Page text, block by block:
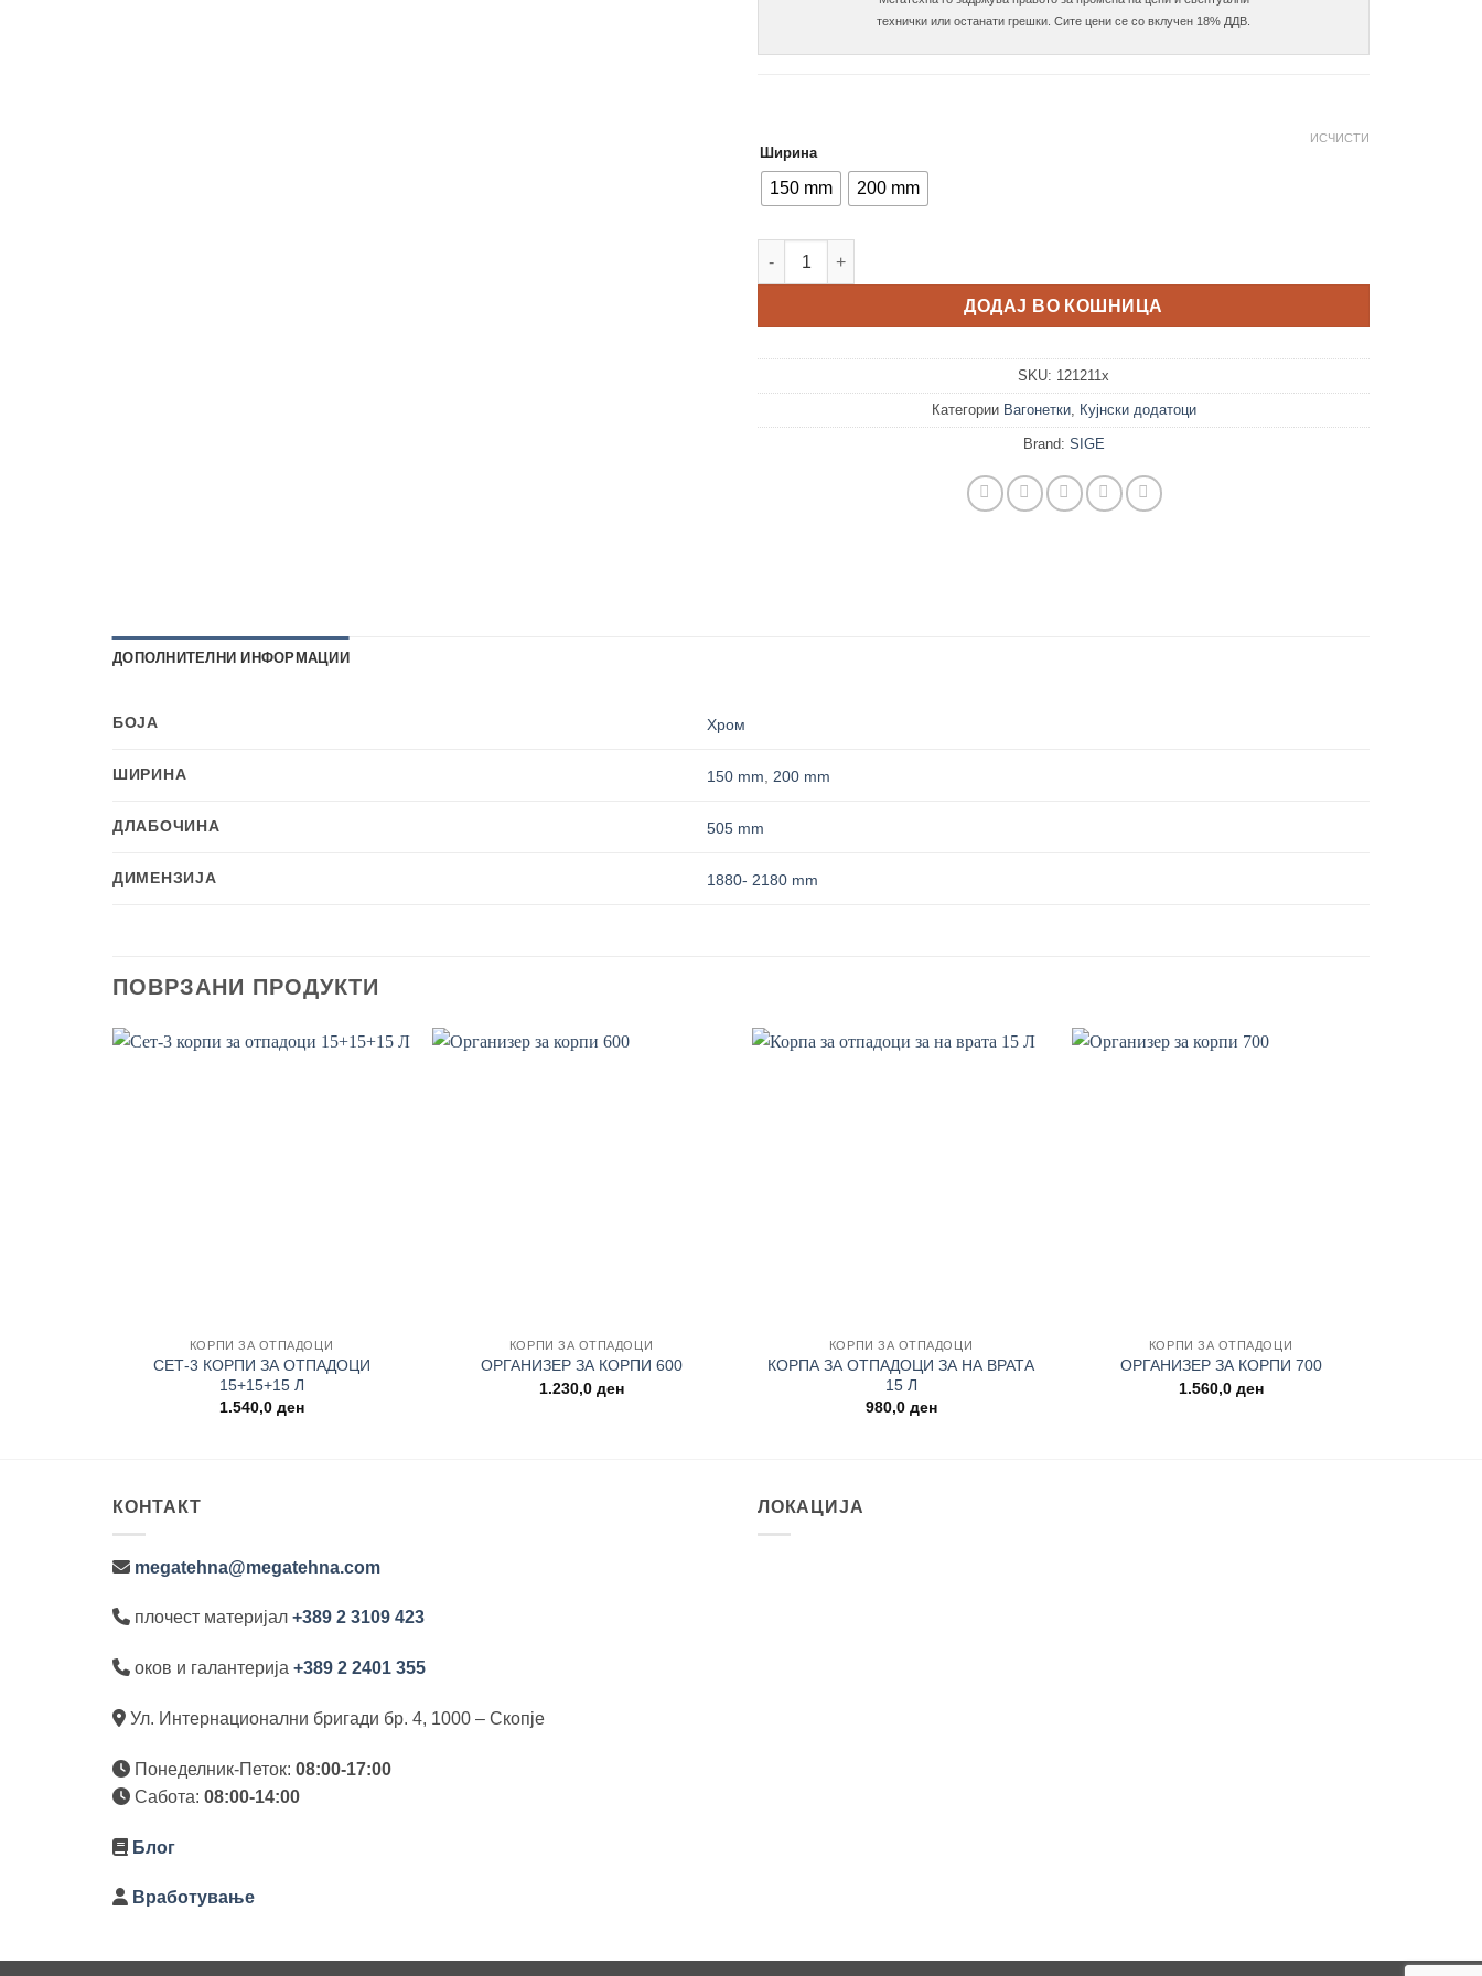
23.200,0 ден
Ширина
150 mm 200 mm
ИСЧИСТИ
Висока вагонетка Green Line K15/К20 258 хром количина
ДОДАЈ ВО КОШНИЦА
SKU: 121211x
Категории Вагонетки, Кујнски додатоци
Brand: SIGE
ДОПОЛНИТЕЛНИ ИНФОРМАЦИИ
БОЈА Хром
ШИРИНА 150 mm 200 mm
ДЛАБОЧИНА 505 mm
ДИМЕНЗИЈА 1880- 2180 mm
ПОВРЗАНИ ПРОДУКТИ
КОРПИ ЗА ОТПАДОЦИ
СЕТ-3 КОРПИ ЗА ОТПАДОЦИ
15+15+15 Л
1.540,0 ден
КОРПИ ЗА ОТПАДОЦИ
ОРГАНИЗЕР ЗА КОРПИ 600
1.230,0 ден
КОРПИ ЗА ОТПАДОЦИ
КОРПА ЗА ОТПАДОЦИ ЗА НА ВРАТА
15 Л
980,0 ден
КОРПИ ЗА ОТПАДОЦИ
ОРГАНИЗЕР ЗА КОРПИ 700
1.560,0 ден
КОНТАКТ
megatehna@megatehna.com
плочест материјал +389 2 3109 423
оков и галантерија +389 2 2401 355
Ул. Интернационални бригади бр. 4, 1000 – Скопје
Понеделник-Петок: 08:00-17:00
Сабота: 08:00-14:00
Блог
Вработување
ЛОКАЦИЈА